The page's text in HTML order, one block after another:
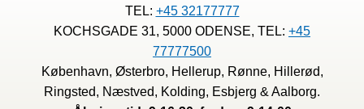
TEL: +45 32177777
KOCHSGADE 31, 5000 ODENSE, TEL: +45
77777500
København, Østerbro, Hellerup, Rønne, Hillerød,
Ringsted, Næstved, Kolding, Esbjerg & Aalborg.